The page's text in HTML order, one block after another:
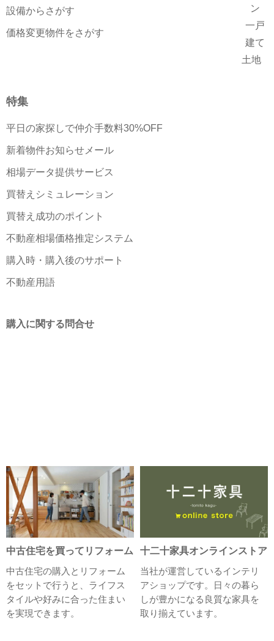
設備からさがす
価格変更物件をさがす
ン
一戸
建て
土地
特集
平日の家探しで仲介手数料30%OFF
新着物件お知らせメール
相場データ提供サービス
買替えシミュレーション
買替え成功のポイント
不動産相場価格推定システム
購入時・購入後のサポート
不動産用語
購入に関する問合せ
中古住宅を買ってリフォーム
中古住宅の購入とリフォーム
をセットで行うと、ライフス
タイルや好みに合った住まい
を実現できます。
十二十家具オンラインストア
当社が運営しているインテリ
アショップです。日々の暮ら
しが豊かになる良質な家具を
取り揃えています。